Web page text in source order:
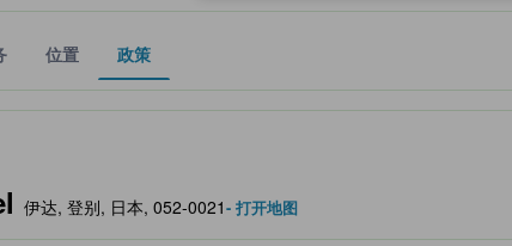
位置 政策
方平台提供，仅作为住宿舒适度、设施服务等方面的水平参考。
伊达, 登别, 日本, 052-0021- 打开地图